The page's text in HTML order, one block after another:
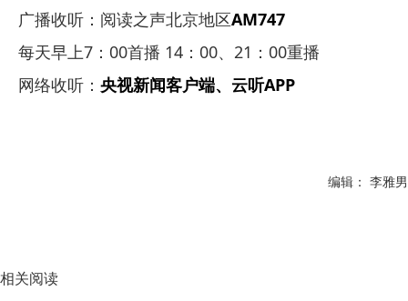
广播收听：阅读之声北京地区AM747
每天早上7：00首播 14：00、21：00重播
网络收听： 央视新闻客户端、云听APP
编辑： 李雅男
相关阅读